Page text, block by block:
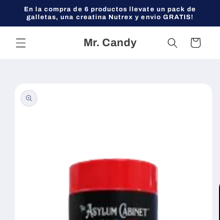
directamente
al contenido
En la compra de 6 productos llevate un pack de
galletas, una creatina Nutrex y envio GRATIS!
Mr. Candy Carrito
información